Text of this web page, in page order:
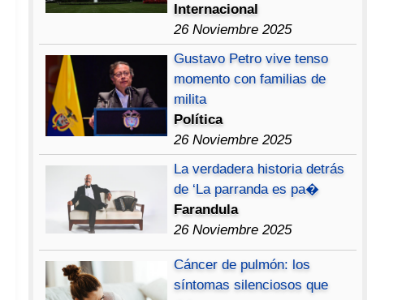
Internacional
26 Noviembre 2025
Gustavo Petro vive tenso
momento con familias de
milita
Política
26 Noviembre 2025
La verdadera historia detrás
de ‘La parranda es pa�
Farandula
26 Noviembre 2025
Cáncer de pulmón: los
síntomas silenciosos que